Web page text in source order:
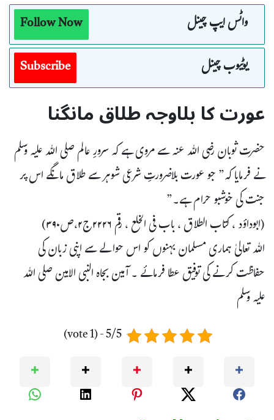
واٹس ایپ چینل
Follow Now
یوٹیوب چینل
Subscribe
عورت کا بلاوجہ طلاق مانگنا
حضرت ثوبان رضی اللہ عنہ سے مروی ہے کہ سرورِ عالم صلی اللہ عليہ وسلم
نے فرمایا کہ” جو عورت بلاضرورتِ شرعی شوہر سے طلاق مانگے اس پر
جنت کی خوشبو حرام ہے۔”
(ابوداؤد ، کتاب الطلاق ، باب فی الخلع ، رقم ۲۲۲۶ج۲،ص۳۹۰)
اللہ تعالیٰ ہماری مسلمان بہنوں کو اس حوالے سے اپنی زبان کی
حفاظت کرنے کی توفیق عطا فرمائے ۔ آمین بجاہ النبی الامین صلی اللہ
عليہ وسلم
5/5 - (1 vote)